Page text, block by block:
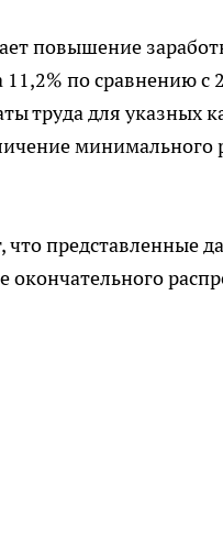
повышение
по сравнению с
труда для указных
минимального
представленные
окончательного